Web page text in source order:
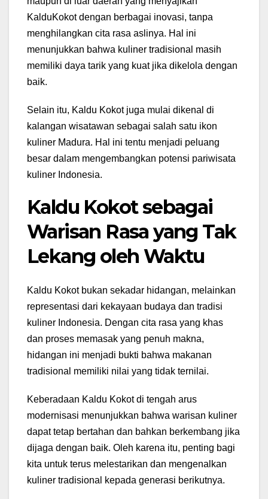
KalduKokot dengan berbagai inovasi, tanpa
menghilangkan cita rasa aslinya. Hal ini
menunjukkan bahwa kuliner tradisional masih
memiliki daya tarik yang kuat jika dikelola dengan
baik.
Selain itu, Kaldu Kokot juga mulai dikenal di
kalangan wisatawan sebagai salah satu ikon
kuliner Madura. Hal ini tentu menjadi peluang
besar dalam mengembangkan potensi pariwisata
kuliner Indonesia.
Kaldu Kokot sebagai
Warisan Rasa yang Tak
Lekang oleh Waktu
Kaldu Kokot bukan sekadar hidangan, melainkan
representasi dari kekayaan budaya dan tradisi
kuliner Indonesia. Dengan cita rasa yang khas
dan proses memasak yang penuh makna,
hidangan ini menjadi bukti bahwa makanan
tradisional memiliki nilai yang tidak ternilai.
Keberadaan Kaldu Kokot di tengah arus
modernisasi menunjukkan bahwa warisan kuliner
dapat tetap bertahan dan bahkan berkembang jika
dijaga dengan baik. Oleh karena itu, penting bagi
kita untuk terus melestarikan dan mengenalkan
kuliner tradisional kepada generasi berikutnya.